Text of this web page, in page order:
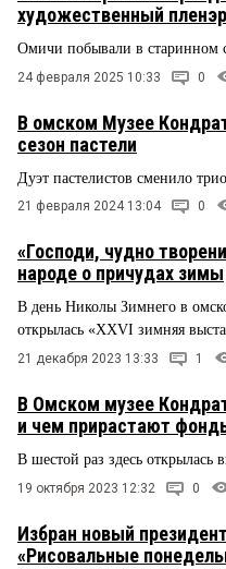
художественный
Омичи побывали в старинном
24 февраля 2025 10:33 0
В омском Музее
сезон пастели
Дуэт пастелистов сменило трио
21 февраля 2024 13:04 0
«Господи, чудно
народе о причудах зимы
В день Николы Зимнего в
открылась «XXVI зимняя
21 декабря 2023 13:33 1
В Омском музее
и чем прирастают
В шестой раз здесь открылась
19 октября 2023 12:32 0
Избран новый
«Рисовальные